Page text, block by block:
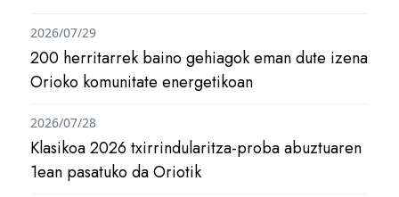
200 herritarrek baino gehiagok eman dute izena
Orioko komunitate energetikoan
2026/07/29
Klasikoa 2026 txirrindularitza-proba abuztuaren
1ean pasatuko da Oriotik
2026/07/28